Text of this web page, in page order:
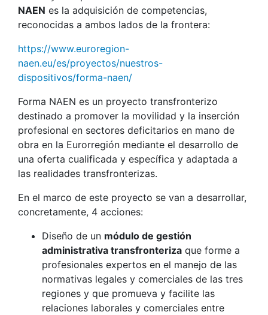
NAEN es la adquisición de competencias,
reconocidas a ambos lados de la frontera:
https://www.euroregion-
naen.eu/es/proyectos/nuestros-
dispositivos/forma-naen/
Forma NAEN es un proyecto transfronterizo
destinado a promover la movilidad y la inserción
profesional en sectores deficitarios en mano de
obra en la Eurorregión mediante el desarrollo de
una oferta cualificada y específica y adaptada a
las realidades transfronterizas.
En el marco de este proyecto se van a desarrollar,
concretamente, 4 acciones:
Diseño de un módulo de gestión
administrativa transfronteriza que forme a
profesionales expertos en el manejo de las
normativas legales y comerciales de las tres
regiones y que promueva y facilite las
relaciones laborales y comerciales entre